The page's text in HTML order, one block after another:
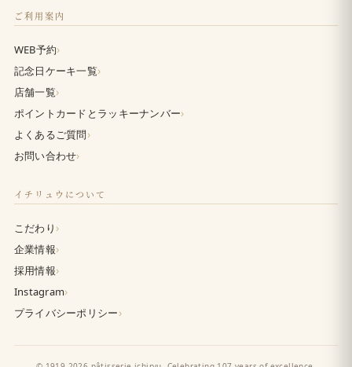
ご利用案内
WEB予約›
記念日ケーキ一覧›
店舗一覧›
ポイントカードとラッキーナンバー›
よくあるご質問›
お問い合わせ›
イチリュウについて
こだわり ›
企業情報›
採用情報›
Instagram›
プライバシーポリシー›